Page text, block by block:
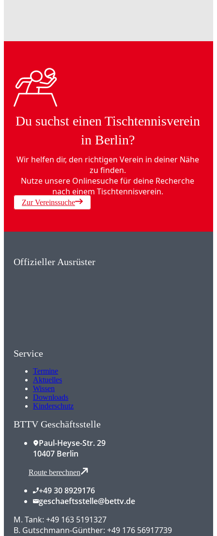
Du suchst einen Tischtennisverein
in Berlin?
Wir helfen dir, den richtigen Verein in deiner Nähe
zu finden.
Nutze unsere Onlinesuche für deine Recherche
nach einem Tischtennisverein.
Zur Vereinssuche
Offizieller Ausrüster
Service
Termine
Aktuelles
Wissen
Downloads
Kinderschutz
BTTV Geschäftsstelle
Paul-Heyse-Str. 29
10407 Berlin
Route berechnen
+49 30 8929176
geschaeftsstelle@bettv.de
M. Tank: +49 163 5191327
B. Gutschmann-Günther: +49 176 56917739